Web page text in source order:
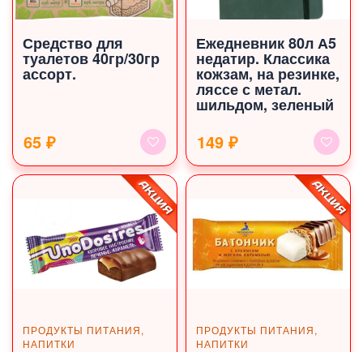
Средство для
туалетов 40гр/30гр
ассорт.
65 ₽
Ежедневник 80л А5
недатир. Классика
кожзам, на резинке,
ляссе с метал.
шильдом, зеленый
149 ₽
ПРОДУКТЫ ПИТАНИЯ,
НАПИТКИ
ПРОДУКТЫ ПИТАНИЯ,
НАПИТКИ